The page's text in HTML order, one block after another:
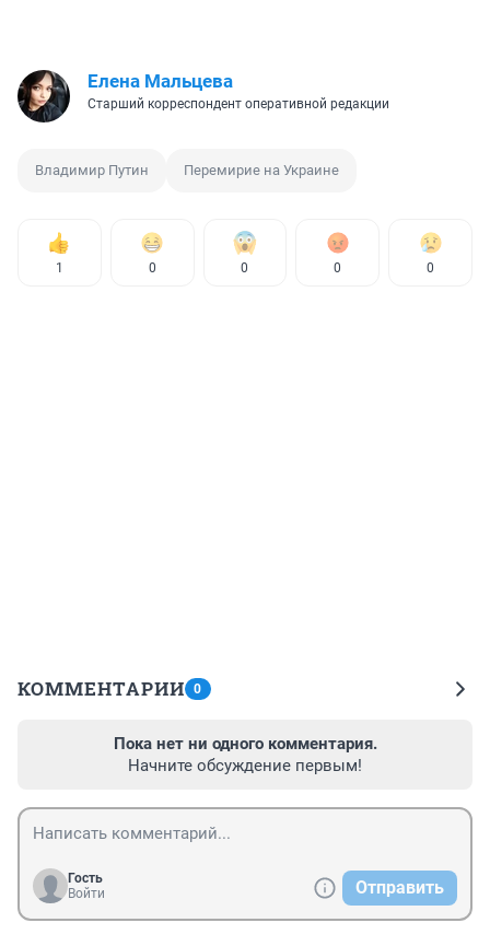
Елена Мальцева
Старший корреспондент оперативной редакции
Владимир Путин Перемирие на Украине
1 0 0 0 0
КОММЕНТАРИИ 0
Пока нет ни одного комментария.
Начните обсуждение первым!
Гость
Войти
Отправить